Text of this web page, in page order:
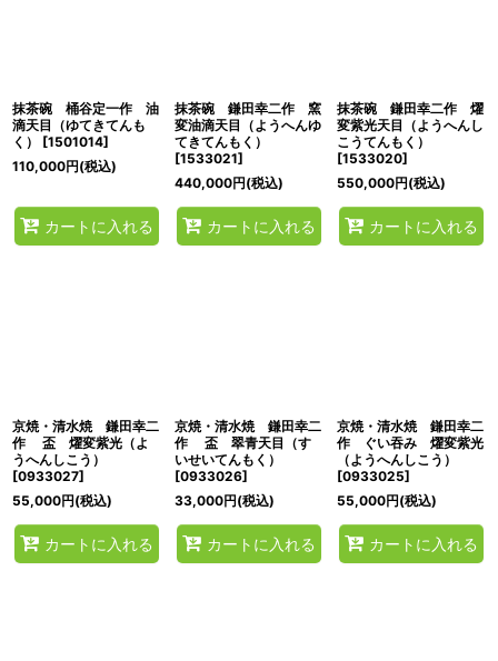
抹茶碗 桶谷定一作 油
滴天目（ゆてきてんも
く）
[1501014]
110,000円(税込)
カートに入れる
抹茶碗 鎌田幸二作 窯
変油滴天目（ようへんゆ
てきてんもく）
[1533021]
440,000円(税込)
カートに入れる
抹茶碗 鎌田幸二作 燿
変紫光天目（ようへんし
こうてんもく）
[1533020]
550,000円(税込)
カートに入れる
京焼・清水焼 鎌田幸二
作 盃 燿変紫光（よ
うへんしこう）
[0933027]
55,000円(税込)
カートに入れる
京焼・清水焼 鎌田幸二
作 盃 翠青天目（す
いせいてんもく）
[0933026]
33,000円(税込)
カートに入れる
京焼・清水焼 鎌田幸二
作 ぐい吞み 燿変紫光
（ようへんしこう）
[0933025]
55,000円(税込)
カートに入れる